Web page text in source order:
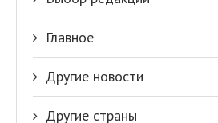
Главное
Другие новости
Другие страны